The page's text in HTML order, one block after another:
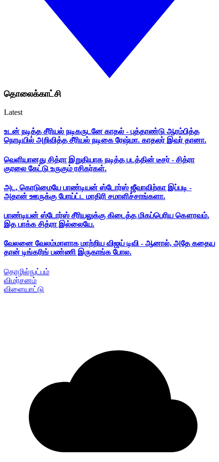
தொலைக்காட்சி
Latest
உடன் நடித்த சீரியல் நடிகருடனே காதல் - புத்தாண்டு ஆரம்பித்த
நொடியில் அறிவித்த சீரியல் நடிகை ரேஷ்மா. காதலர் இவர் தானா.
வெளியானது சித்ரா இறுதியாக நடித்த படத்தின் டீசர் - சித்ரா
குரலை கேட்டு உருகும் ரசிகர்கள்.
அட, கொடுமையே பாண்டியன் ஸ்டோர்ஸ் ஜீவாவிற்கா இப்படி -
அதான் ஊருக்கு போய்ட்ட மாதிரி சமாளிச்சாங்களா.
பாண்டியன் ஸ்டோர்ஸ் சீரியலுக்கு கிடைத்த மிகப்பெரிய கௌரவம்.
இத பாக்க சித்ரா இல்லையே.
வேலனை வேலம்மாளாக மாற்றிய விஜய் டிவி - ஆனால், அதே கதைய
தான் டிங்கரிங் பண்ணி இருகாங்க போல.
தொழில்நுட்பம்
விமர்சனம்
விளையாட்டு